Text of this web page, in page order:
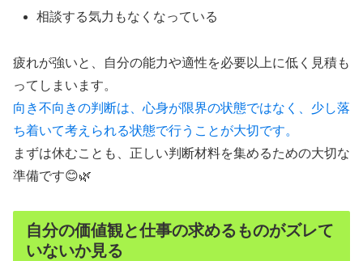
相談する気力もなくなっている
疲れが強いと、自分の能力や適性を必要以上に低く見積も
ってしまいます。
向き不向きの判断は、心身が限界の状態ではなく、少し落
ち着いて考えられる状態で行うことが大切です。
まずは休むことも、正しい判断材料を集めるための大切な
準備です😊🌿
自分の価値観と仕事の求めるものがズレて
いないか見る